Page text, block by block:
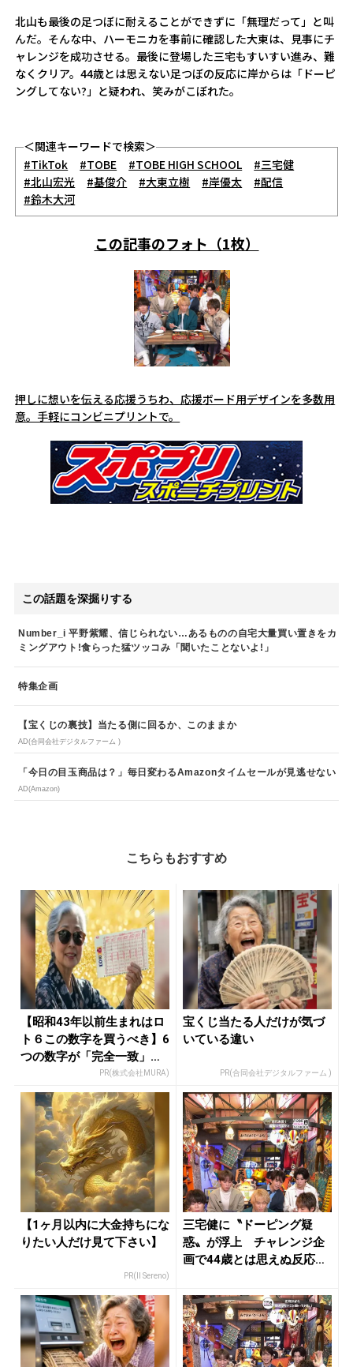
北山も最後の足つぼに耐えることができずに「無理だって」と叫
んだ。そんな中、ハーモニカを事前に確認した大東は、見事にチ
ャレンジを成功させる。最後に登場した三宅もすいすい進み、難
なくクリア。44歳とは思えない足つぼの反応に岸からは「ドーピ
ングしてない?」と疑われ、笑みがこぼれた。
＜関連キーワードで検索＞
#TikTok
#TOBE #TOBE HIGH SCHOOL
#三宅健
#北山宏光
#基俊介 #大東立樹 #岸優太
#配信
#鈴木大河
この記事のフォト（1枚）
押しに想いを伝える応援うちわ、応援ボード用デザインを多数用
意。手軽にコンビニプリントで。
この話題を深掘りする
Number_i 平野紫耀、信じられない…あるものの自宅大量買い置きをカ
ミングアウト!食らった猛ツッコみ「聞いたことないよ!」
特集企画
【宝くじの裏技】当たる側に回るか、このままか
AD(合同会社デジタルファーム )
「今日の目玉商品は？」毎日変わるAmazonタイムセールが見逃せない
AD(Amazon)
こちらもおすすめ
【昭和43年以前生まれはロ
ト６この数字を買うべき】6
つの数字が「完全一致」す
PR(株式会社MURA)
宝くじ当たる人だけが気づ
いている違い
PR(合同会社デジタルファーム )
【1ヶ月以内に大金持ちにな
りたい人だけ見て下さい】
PR(Il Sereno)
三宅健に〝ドーピング疑
惑〟が浮上 チャレンジ企
画で44歳とは思えぬ反応に